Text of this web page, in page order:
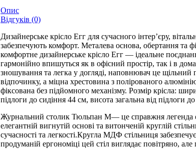
Опис
Відгуків (0)
Дизайнерське крісло Егг для сучасного інтер’єру,
забезпечують комфорт. Металева основа, обертання та
комфортне дизайнерське крісло Егг — ідеальне
гармонійно впишуться як в офісний простір, так і в
зношування та легка у догляді, наповнювач це
відпочинку, а міцна хрестовина з полірованого
фіксована без підйомного механізму. Розмір крісла:
підлоги до сидіння 44 см, висота загальна від підлоги
Журнальний столик Тюльпан М— це справжня легенда
елегантній вигнутій основі та витонченій круглій
сучасності та легкості.Кругла МДФ стільниця
продуманій ергономіці цей стіл виглядає повітряно,